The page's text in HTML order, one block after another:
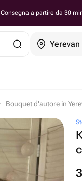
Consegna a partire da 30
Yerevan
Bouquet d'autore in